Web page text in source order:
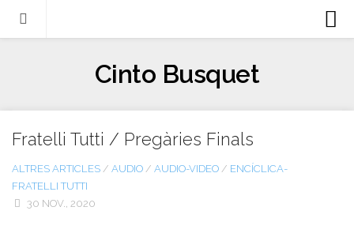
Llibres
Escrits-articles
Notícies
Castellano
Cinto Busquet
Fratelli Tutti / Pregàries Finals
ALTRES ARTICLES / AUDIO / AUDIO-VIDEO / ENCÍCLICA-
FRATELLI TUTTI
30 NOV., 2020